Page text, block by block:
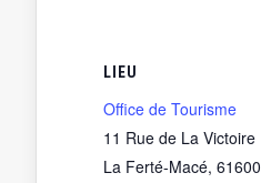
LIEU
Office de Tourisme
11 Rue de La Victoire
La Ferté-Macé, 61600